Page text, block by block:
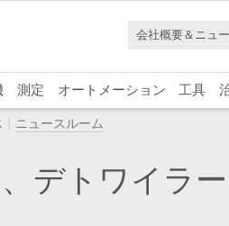
会社概要＆ニュ
測定 オートメーション 工具
ニュースルーム
デトワイラ